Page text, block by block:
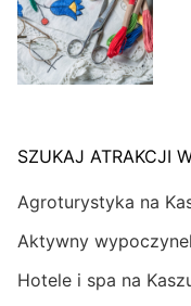
SZUKAJ ATRAKCJI
Agroturystyka na
Aktywny
Hotele i spa na